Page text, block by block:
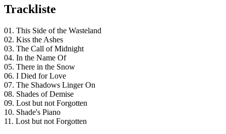
Trackliste
01. This Side of the Wasteland
02. Kiss the Ashes
03. The Call of Midnight
04. In the Name Of
05. There in the Snow
06. I Died for Love
07. The Shadows Linger On
08. Shades of Demise
09. Lost but not Forgotten
10. Shade's Piano
11. Lost but not Forgotten